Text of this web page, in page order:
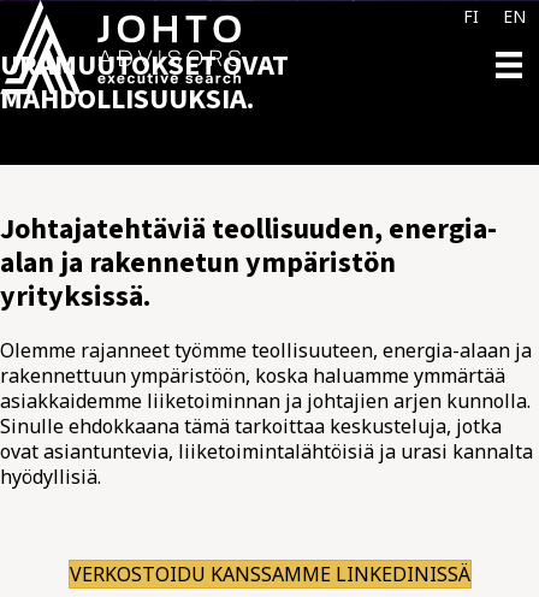
FI EN
URAMUUTOKSET OVAT
MAHDOLLISUUKSIA.
Johtajatehtäviä teollisuuden, energia-
alan ja rakennetun ympäristön
yrityksissä.
Olemme rajanneet työmme teollisuuteen, energia-alaan ja
rakennettuun ympäristöön, koska haluamme ymmärtää
asiakkaidemme liiketoiminnan ja johtajien arjen kunnolla.
Sinulle ehdokkaana tämä tarkoittaa keskusteluja, jotka
ovat asiantuntevia, liiketoimintalähtöisiä ja urasi kannalta
hyödyllisiä.
VERKOSTOIDU KANSSAMME LINKEDINISSÄ